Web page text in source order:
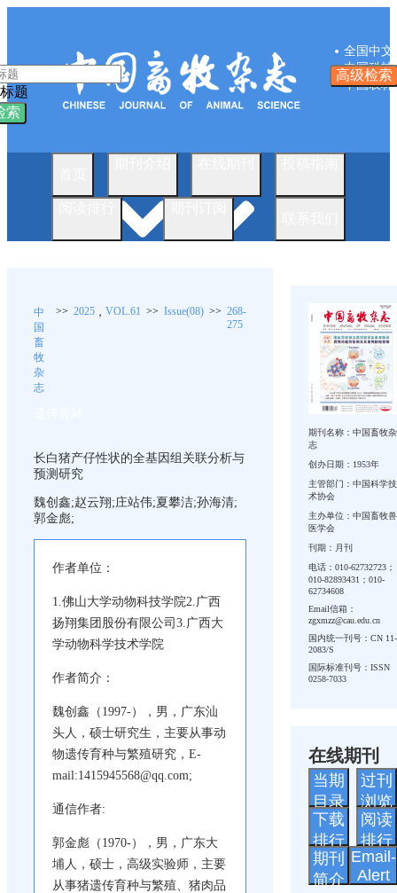
全国中文
中国科技
中国农林
题
索
高级检索
中
国
畜
牧
杂
志
>> 2025 ， VOL.61 >> Issue(08) >> 268-
275
长白猪产仔性状的全基因组关联分析与
预测研究
魏创鑫;赵云翔;庄站伟;夏攀洁;孙海清;
郭金彪;
作者单位：
1.佛山大学动物科技学院2.广西
扬翔集团股份有限公司3.广西大
学动物科学技术学院
作者简介：
魏创鑫（1997-），男，广东汕
头人，硕士研究生，主要从事动
物遗传育种与繁殖研究，E-
mail:1415945568@qq.com;
通信作者:
郭金彪（1970-），男，广东大
埔人，硕士，高级实验师，主要
从事猪遗传育种与繁殖、猪肉品
期刊名称：中国畜牧杂
志
创办日期：1953年
主管部门：中国科学技
术协会
主办单位：中国畜牧兽
医学会
刊期：月刊
电话：010-62732723；
010-82893431；010-
62734608
Email信箱：
zgxmzz@cau.edu.cn
国内统一刊号：CN 11-
2083/S
国际标准刊号：ISSN
0258-7033
在线期刊
当期
目录
过刊
浏览
下载
排行
阅读
排行
期刊
简介
Email-
Alert